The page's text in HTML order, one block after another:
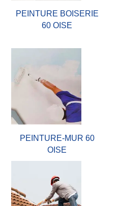
PEINTURE BOISERIE
60 OISE
PEINTURE-MUR 60
OISE